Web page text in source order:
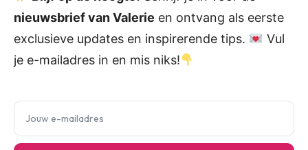
nieuwsbrief van Valerie en ontvang als eerste
exclusieve updates en inspirerende tips.
Vul
je e-mailadres in en mis niks!